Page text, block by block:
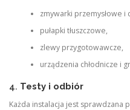
zmywarki przemysłowe i
pułapki tłuszczowe,
zlewy przygotowawcze,
urządzenia chłodnicze i
4. Testy i odbiór
Każda instalacja jest sprawdzana